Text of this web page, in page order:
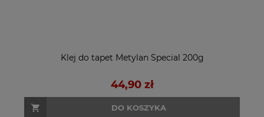
Klej do tapet Metylan Special 200g
44,90 zł
DO KOSZYKA